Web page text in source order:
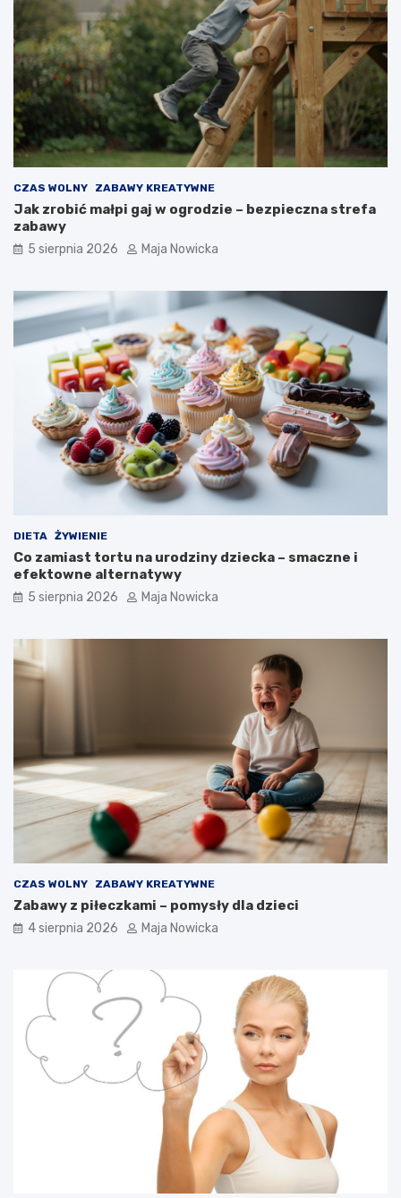
CZAS WOLNY ZABAWY KREATYWNE
Jak zrobić małpi gaj w ogrodzie – bezpieczna strefa
zabawy
5 sierpnia 2026 Maja Nowicka
DIETA ŻYWIENIE
Co zamiast tortu na urodziny dziecka – smaczne i
efektowne alternatywy
5 sierpnia 2026 Maja Nowicka
CZAS WOLNY ZABAWY KREATYWNE
Zabawy z piłeczkami – pomysły dla dzieci
4 sierpnia 2026 Maja Nowicka